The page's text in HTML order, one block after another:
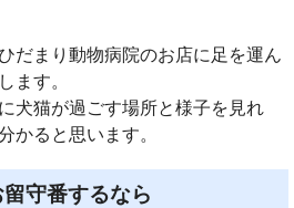
だまり動物病院のお店に足を運ん
ます。
犬猫が過ごす場所と様子を見れ
かると思います。
守番するなら